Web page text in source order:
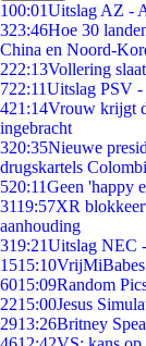
100:01Uitslag AZ -
323:46Hoe 30
China en Noord-
222:13Vollering
722:11Uitslag PSV -
421:14Vrouw krijgt
ingebracht
320:35Nieuwe
drugskartels
520:11Geen 'happy
3119:57XR
aanhouding
319:21Uitslag NEC
1515:10
6015:09Random
2215:00Jesus
2913:26Britney